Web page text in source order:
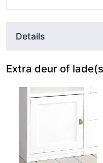
Details
Extra deur of